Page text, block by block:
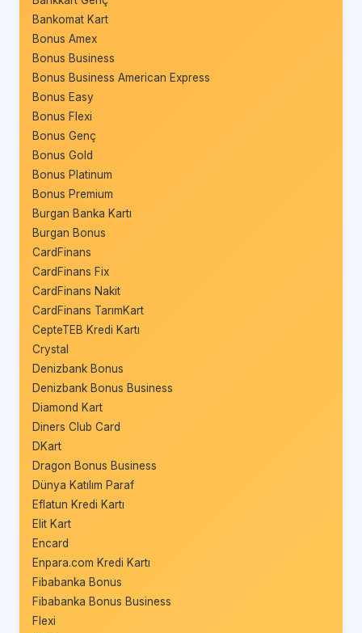
Bankomat Kart
Bonus Amex
Bonus Business
Bonus Business American Express
Bonus Easy
Bonus Flexi
Bonus Genç
Bonus Gold
Bonus Platinum
Bonus Premium
Burgan Banka Kartı
Burgan Bonus
CardFinans
CardFinans Fix
CardFinans Nakit
CardFinans TarımKart
CepteTEB Kredi Kartı
Crystal
Denizbank Bonus
Denizbank Bonus Business
Diamond Kart
Diners Club Card
DKart
Dragon Bonus Business
Dünya Katılım Paraf
Eflatun Kredi Kartı
Elit Kart
Encard
Enpara.com Kredi Kartı
Fibabanka Bonus
Fibabanka Bonus Business
Flexi